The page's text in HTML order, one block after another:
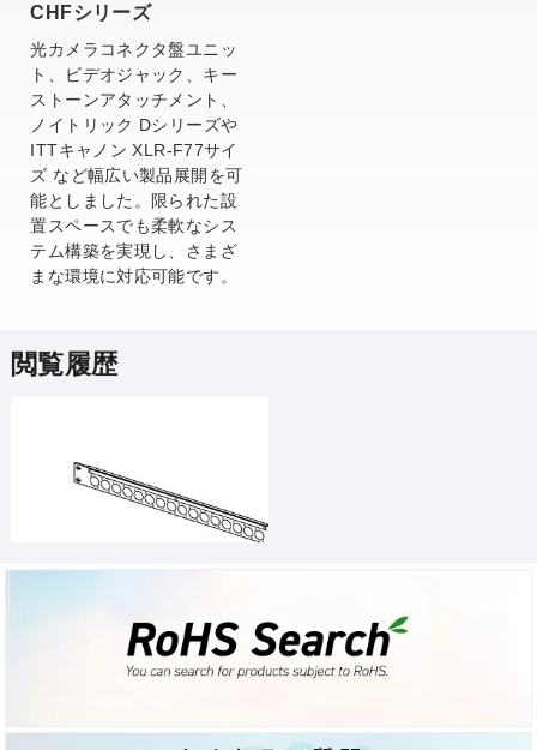
CHFシリーズ
光カメラコネクタ盤ユニッ
ト、ビデオジャック、キー
ストーンアタッチメント、
ノイトリック Dシリーズや
ITTキャノン XLR-F77サイ
ズ など幅広い製品展開を可
能としました。限られた設
置スペースでも柔軟なシス
テム構築を実現し、さまざ
まな環境に対応可能です。
閲覧履歴